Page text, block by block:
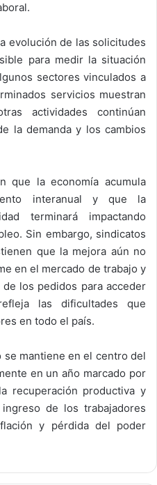
evolución de las solicitudes
para medir la situación
sectores vinculados a
servicios muestran
actividades continúan
la demanda y los cambios
que la economía acumula
interanual y que la
terminará impactando
Sin embargo, sindicatos
que la mejora aún no
en el mercado de trabajo y
los pedidos para acceder
las dificultades que
en todo el país.
mantiene en el centro del
en un año marcado por
recuperación productiva y
de los trabajadores
y pérdida del poder